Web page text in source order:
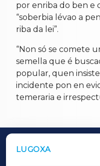
por enriba do ben e
“soberbia lévao a
riba da lei”.
“Non só se comete
semella que é
popular, quen
incidente pon en
temeraria e
LUGOXA
OUTROS